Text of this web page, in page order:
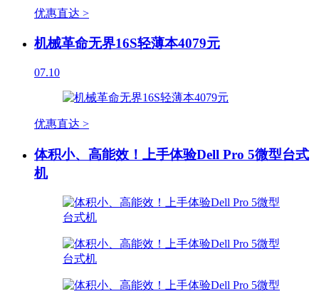
优惠直达 >
机械革命无界16S轻薄本4079元
07.10
优惠直达 >
体积小、高能效！上手体验Dell Pro 5微型台式
机